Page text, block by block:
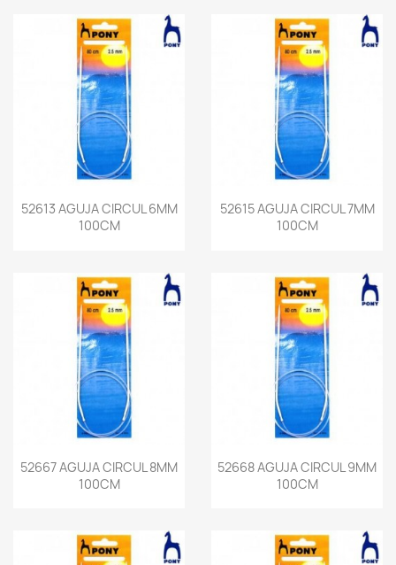
52613 AGUJA CIRCUL 6MM
100CM
52615 AGUJA CIRCUL 7MM
100CM
52667 AGUJA CIRCUL 8MM
100CM
52668 AGUJA CIRCUL 9MM
100CM